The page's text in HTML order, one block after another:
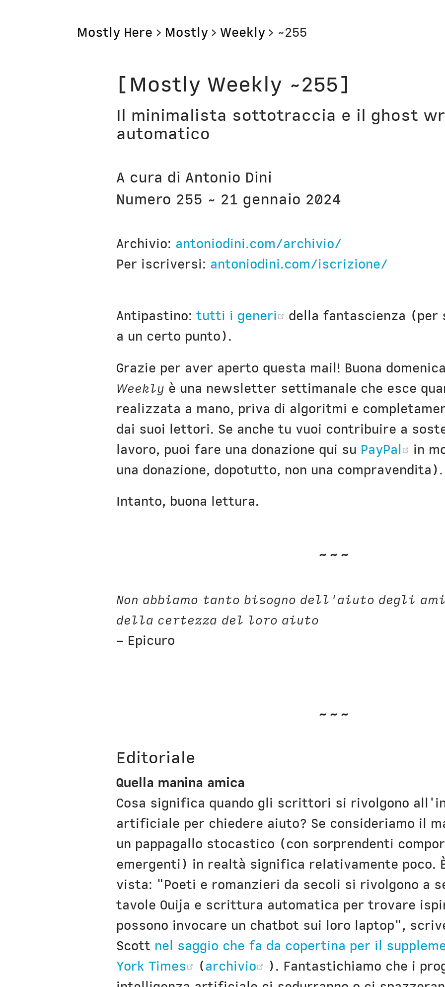
Mostly Here > Mostly > Weekly > ~255
Mostly
Mostly Friends
Mostly Weekly
Il Posto di Antonio
Storie
Aerei
Orologi
Bottega
Digito Ergo Sum
Corsi
Unicatt
[Mostly Weekly ~255]
Il minimalista sottotraccia e il ghost
automatico
A cura di Antonio Dini
Numero 255 ~ 21 gennaio 2024
Archivio: antoniodini.com/archivio/
Per iscriversi: antoniodini.com/iscrizione/
Antipastino: tutti i generi (opens new window)
della fantascienza (per
a un certo punto).
Grazie per aver aperto questa mail! Buona
Weekly è una newsletter settimanale che esce
realizzata a mano, priva di algoritmi e
dai suoi lettori. Se anche tu vuoi contribuire a
lavoro, puoi fare una donazione qui su PayPal
in
una donazione, dopotutto, non una compravendita).
Intanto, buona lettura.
~~~
Non abbiamo tanto bisogno dell'aiuto degli
della certezza del loro aiuto
– Epicuro
~~~
Editoriale
Quella manina amica
Cosa significa quando gli scrittori si rivolgono
artificiale per chiedere aiuto? Se consideriamo il
un pappagallo stocastico (con sorprendenti
emergenti) in realtà significa relativamente poco.
vista: "Poeti e romanzieri da secoli si rivolgono a
tavole Ouija e scrittura automatica per trovare
possono invocare un chatbot sui loro laptop",
Scott nel saggio che fa da copertina per il
York Times
(opens new window)
(archivio (opens new window)
). Fantastichiamo che i